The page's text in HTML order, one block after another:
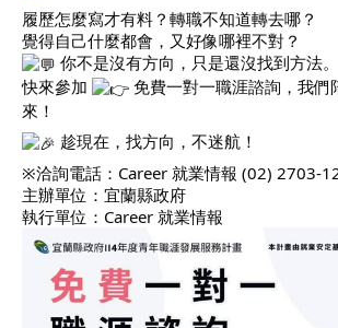
反應信箱
資安公告
履歷怎麼寫才有料？ 轉職不知道轉去哪？
覺得自己什麼都會，又好像哪裡不對？
你不是沒有方向，只是還沒找到方法。
快來參加
免費一對一職涯諮詢，我們
來！
趁現在，找方向，不迷航！
※洽詢電話：Career 就業情報 (02) 2703-
主辦單位：宜蘭縣政府
執行單位： Career 就業情報